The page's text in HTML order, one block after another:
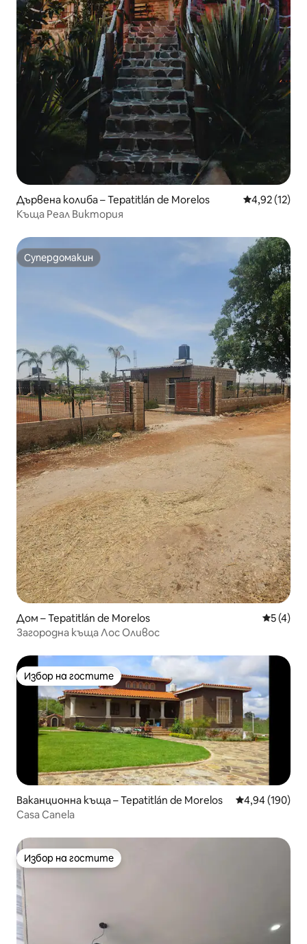
Дървена колиба – Tepatitlán de Morelos Средна
4,92 (12)
Къща Реал Виктория
Супердомакин
Супердомакин
Дом – Tepatitlán de Morelos Средна
5 (4)
Загородна къща Лос Оливос
Избор на гостите
Избор на гостите
Ваканционна къща – Tepatitlán de Morelos Средна
4,94 (190)
Casa Canela
Избор на гостите
Избор на гостите